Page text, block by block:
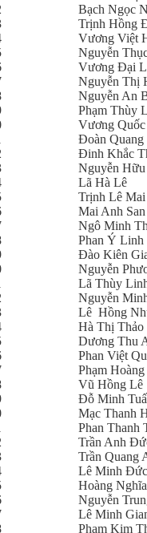
Bạch Ngọc
Trịnh Hồng
Vương Việt
Nguyễn
Vương Đại
Nguyễn Thị
Nguyễn An
Phạm Thùy
Vương
Đoàn Quang
Đinh Khắc
Nguyễn Hữu
Lã Hà Lê
Trịnh Lê
Mai Anh San
Ngô Minh
Phan Ý Linh
Đào Kiên
Nguyễn
Lã Thùy
Nguyễn
Lê Hồng
Hà Thị Thảo
Dương Thu
Phan Việt
Phạm
Vũ Hồng Lê
Đỗ Minh
Mạc Thanh
Phan Thanh
Trần Anh
Trần Quang
Lê Minh Đức
Hoàng
Nguyễn
Lê Minh
Phạm Kim